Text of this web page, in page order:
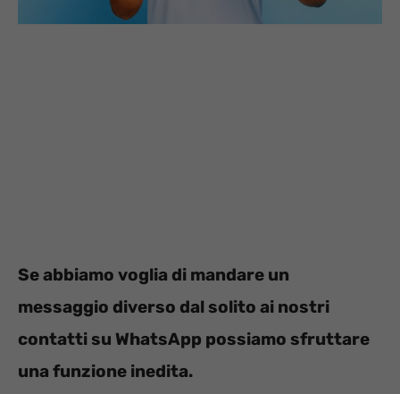
Se abbiamo voglia di mandare un
messaggio diverso dal solito ai nostri
contatti su WhatsApp possiamo sfruttare
una funzione inedita.